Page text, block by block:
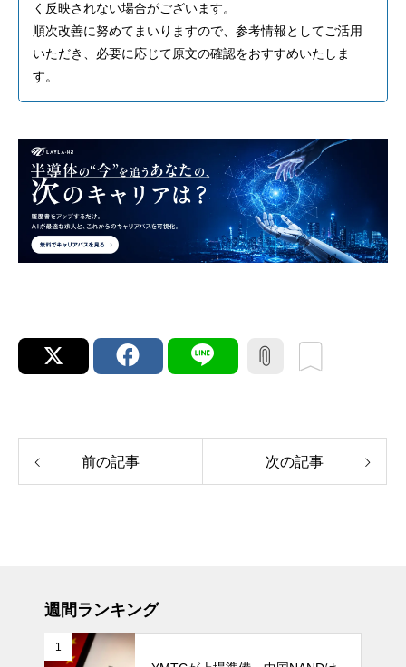
く反映されない場合がございます。
順次改善に努めてまいりますので、参考情報としてご活用
いただき、必要に応じて原文の確認をおすすめいたしま
す。
前の記事 次の記事
週間ランキング
1